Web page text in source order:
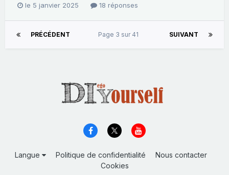
le 5 janvier 2025 18 réponses
PRÉCÉDENT SUIVANT
Page 3 sur 41
Langue Politique de confidentialité
Nous contacter
Cookies